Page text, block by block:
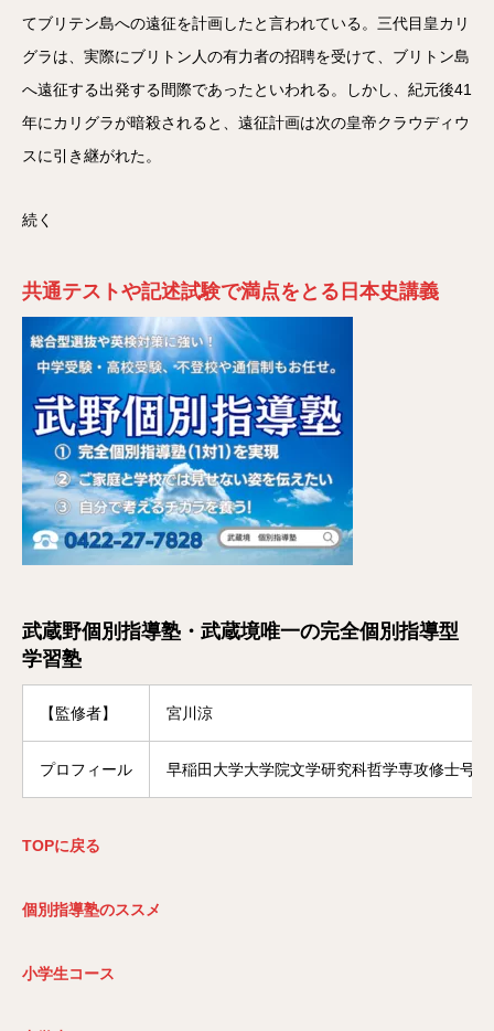
てブリテン島への遠征を計画したと言われている。三代目皇カリ
グラは、実際にブリトン人の有力者の招聘を受けて、ブリトン島
へ遠征する出発する間際であったといわれる。しかし、紀元後41
年にカリグラが暗殺されると、遠征計画は次の皇帝クラウディウ
スに引き継がれた。
続く
共通テストや記述試験で満点をとる日本史講義
武蔵野個別指導塾・武蔵境唯一の完全個別指導型
学習塾
【監修者】 宮川涼
プロフィール 早稲田大学大学院文学研究科哲学専攻修士号
TOPに戻る
個別指導塾のススメ
小学生コース